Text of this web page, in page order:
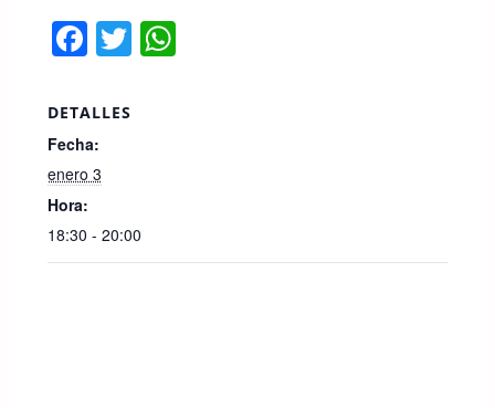
F
c
e
b
o
o
T W
p
DETALLES
Fecha:
enero 3
Hora:
18:30 - 20:00